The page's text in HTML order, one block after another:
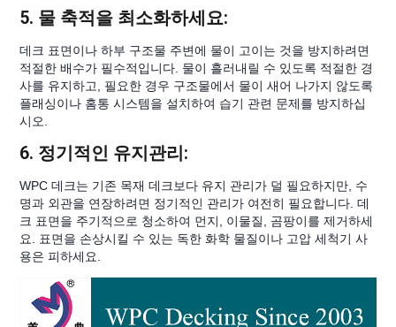
5. 물 축적을 최소화하세요:
데크 표면이나 하부 구조물 주변에 물이 고이는 것을 방지하려면
적절한 배수가 필수적입니다. 물이 흘러내릴 수 있도록 적절한 경
사를 유지하고, 필요한 경우 구조물에서 물이 새어 나가지 않도록
플래싱이나 홈통 시스템을 설치하여 습기 관련 문제를 방지하십
시오.
6. 정기적인 유지관리:
WPC 데크는 기존 목재 데크보다 유지 관리가 덜 필요하지만, 수
명과 외관을 연장하려면 정기적인 관리가 여전히 필요합니다. 데
크 표면을 주기적으로 청소하여 먼지, 이물질, 곰팡이를 제거하세
요. 표면을 손상시킬 수 있는 독한 화학 물질이나 고압 세척기 사
용은 피하세요.